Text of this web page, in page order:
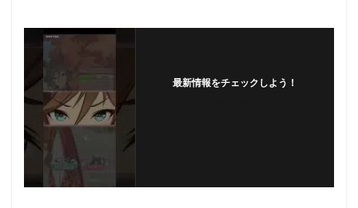
最新情報をチェックしよう！